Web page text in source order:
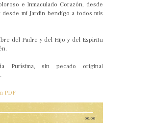
e Inmaculado Corazón, desde
desde mi Jardín bendigo a todos mis
del Padre y del Hijo y del Espíritu
Purísima, sin pecado original
PDF
00:00